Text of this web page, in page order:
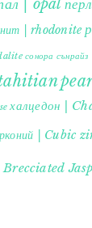
| opal
| rhodonite
сонора
tahitian
халцедон |
| Cubic
Brecciated